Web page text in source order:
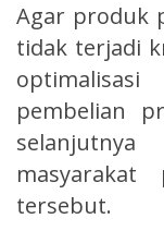
Agar produk
tidak terjadi
pembelian
tersebut.